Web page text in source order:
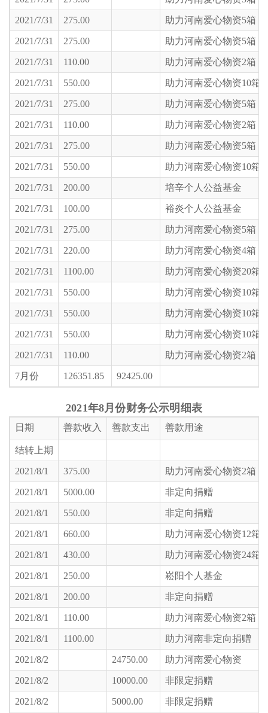
2021/7/31 275.00 助力河南爱心物资5箱
2021/7/31 275.00 助力河南爱心物资5箱
2021/7/31 110.00 助力河南爱心物资2箱
2021/7/31 550.00 助力河南爱心物资10箱
2021/7/31 275.00 助力河南爱心物资5箱
2021/7/31 110.00 助力河南爱心物资2箱
2021/7/31 275.00 助力河南爱心物资5箱
2021/7/31 550.00 助力河南爱心物资10箱
2021/7/31 200.00 培辛个人公益基金
2021/7/31 100.00 裕炎个人公益基金
2021/7/31 275.00 助力河南爱心物资5箱
2021/7/31 220.00 助力河南爱心物资4箱
2021/7/31 1100.00 助力河南爱心物资20箱
2021/7/31 550.00 助力河南爱心物资10箱
2021/7/31 550.00 助力河南爱心物资10箱
2021/7/31 550.00 助力河南爱心物资10箱
2021/7/31 110.00 助力河南爱心物资2箱
7月份 126351.85 92425.00
2021年8月份财务公示明细表
日期 善款收入 善款支出 善款用途
结转上期
2021/8/1 375.00 助力河南爱心物资2箱
2021/8/1 5000.00 非定向捐赠
2021/8/1 550.00 非定向捐赠
2021/8/1 660.00 助力河南爱心物资12箱
2021/8/1 430.00 助力河南爱心物资24箱
2021/8/1 250.00 崧阳个人基金
2021/8/1 200.00 非定向捐赠
2021/8/1 110.00 助力河南爱心物资2箱
2021/8/1 1100.00 助力河南非定向捐赠
2021/8/2 24750.00 助力河南爱心物资
2021/8/2 10000.00 非限定捐赠
2021/8/2 5000.00 非限定捐赠